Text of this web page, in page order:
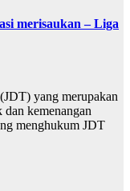
merisaukan – Liga
yang merupakan
dan kemenangan
menghukum JDT